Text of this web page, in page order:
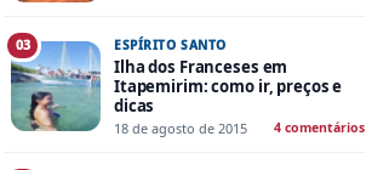
03 ESPÍRITO SANTO
Ilha dos Franceses em
Itapemirim: como ir, preços e
dicas
18 de agosto de 2015 4 comentários